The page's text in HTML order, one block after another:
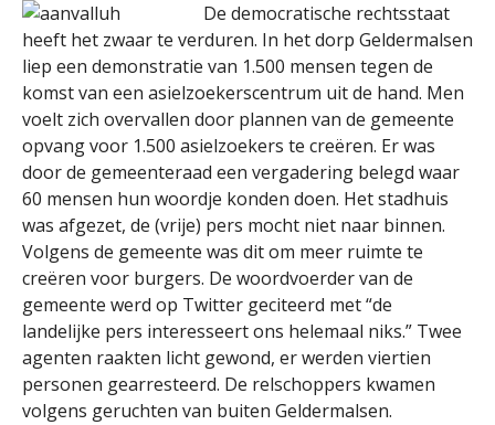
De democratische rechtsstaat
heeft het zwaar te verduren. In het dorp Geldermalsen
liep een demonstratie van 1.500 mensen tegen de
komst van een asielzoekerscentrum uit de hand. Men
voelt zich overvallen door plannen van de gemeente
opvang voor 1.500 asielzoekers te creëren. Er was
door de gemeenteraad een vergadering belegd waar
60 mensen hun woordje konden doen. Het stadhuis
was afgezet, de (vrije) pers mocht niet naar binnen.
Volgens de gemeente was dit om meer ruimte te
creëren voor burgers. De woordvoerder van de
gemeente werd op Twitter geciteerd met “de
landelijke pers interesseert ons helemaal niks.” Twee
agenten raakten licht gewond, er werden viertien
personen gearresteerd. De relschoppers kwamen
volgens geruchten van buiten Geldermalsen.